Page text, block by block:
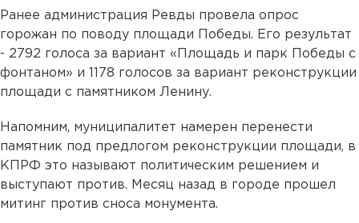
Ранее администрация Ревды провела опрос
горожан по поводу площади Победы. Его результат
- 2792 голоса за вариант «Площадь и парк Победы с
фонтаном» и 1178 голосов за вариант реконструкции
площади с памятником Ленину.
Напомним, муниципалитет намерен перенести
памятник под предлогом реконструкции площади, в
КПРФ это называют политическим решением и
выступают против. Месяц назад в городе прошел
митинг против сноса монумента.